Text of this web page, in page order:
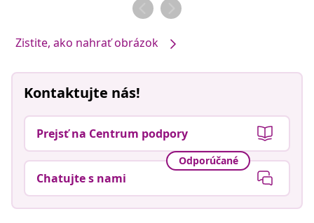
Zistite, ako nahrať obrázok
Kontaktujte nás!
Prejsť na Centrum podpory
Odporúčané
Chatujte s nami